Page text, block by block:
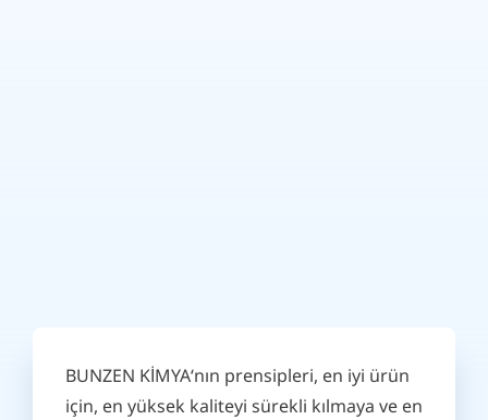
BUNZEN KİMYA‘nın prensipleri, en iyi ürün
için, en yüksek kaliteyi sürekli kılmaya ve en